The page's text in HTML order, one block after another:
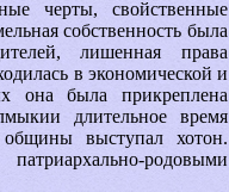
черты, свойственные
собственность была
лишенная права
в экономической и
она была прикреплена
длительное время
выступал хотон.
родовыми